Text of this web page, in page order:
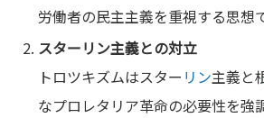
労働者の民主主義を重視する思想
スターリン主義との対立
トロツキズムはスター リン主義と
なプロレタリア革命の必要性を強